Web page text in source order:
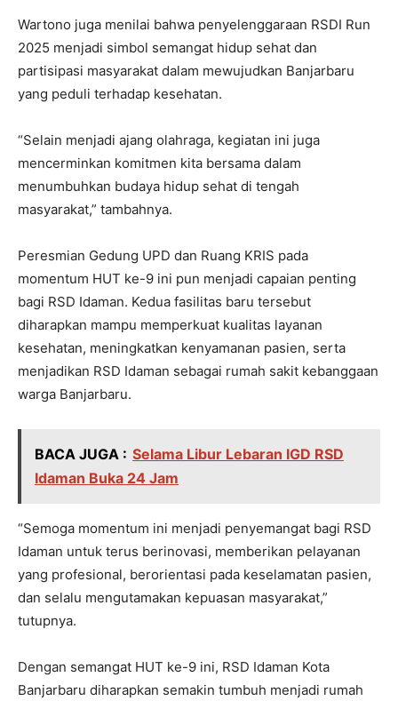
Wartono juga menilai bahwa penyelenggaraan RSDI Run
2025 menjadi simbol semangat hidup sehat dan
partisipasi masyarakat dalam mewujudkan Banjarbaru
yang peduli terhadap kesehatan.
“Selain menjadi ajang olahraga, kegiatan ini juga
mencerminkan komitmen kita bersama dalam
menumbuhkan budaya hidup sehat di tengah
masyarakat,” tambahnya.
Peresmian Gedung UPD dan Ruang KRIS pada
momentum HUT ke-9 ini pun menjadi capaian penting
bagi RSD Idaman. Kedua fasilitas baru tersebut
diharapkan mampu memperkuat kualitas layanan
kesehatan, meningkatkan kenyamanan pasien, serta
menjadikan RSD Idaman sebagai rumah sakit kebanggaan
warga Banjarbaru.
BACA JUGA : Selama Libur Lebaran IGD RSD
Idaman Buka 24 Jam
“Semoga momentum ini menjadi penyemangat bagi RSD
Idaman untuk terus berinovasi, memberikan pelayanan
yang profesional, berorientasi pada keselamatan pasien,
dan selalu mengutamakan kepuasan masyarakat,”
tutupnya.
Dengan semangat HUT ke-9 ini, RSD Idaman Kota
Banjarbaru diharapkan semakin tumbuh menjadi rumah